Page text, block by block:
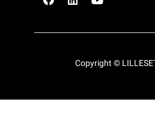
Copyright ©